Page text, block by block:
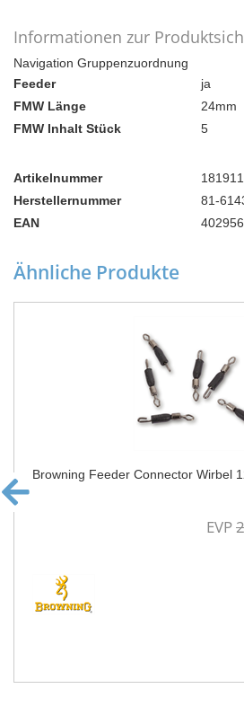
Informationen zur
Navigation Gruppenzuordnung
Feeder
ja
FMW Länge
24mm
FMW Inhalt Stück
5
Artikelnummer
181911
Herstellernummer
81-
EAN
Ähnliche Produkte
Browning Feeder Connector Wirbel
EVP